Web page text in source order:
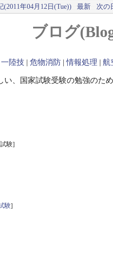
(2011年04月12日(Tue)) 最新 次の
ブログ
一陸技 | 危物消防 |情報処理 | 航
、国家試験受験の勉強のた
験]
験]